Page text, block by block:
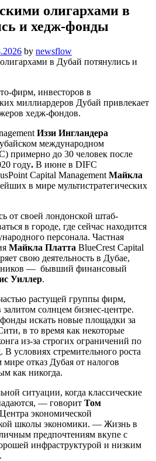
олигархами в
и хедж-фонды
by newsflow
фирм, инвесторов в
миллиардеров Дубай привлекает
хедж-фондов.
Иззи Ингландера
международном
примерно до 30 человек после
году. В июне в DIFC
Capital Management Майкла
в мире мультистратегических
от своей лондонской штаб-
в городе, где сейчас находится
персонала. Частная
Майкла Платта BlueCrest Capital
свою деятельность в Дубае,
— бывший финансовый
Уиллер.
растущей группы фирм,
солнцем бизнес-центре.
искать новые площадки за
в то время как некоторые
из-за строгих ограничений по
В условиях стремительного роста
отказ Дубая от налогов
как никогда.
ситуации, когда классические
— говорит Том
экономической
школы экономики. — Жизнь в
предпочтениям вкупе с
инфраструктурой и низким